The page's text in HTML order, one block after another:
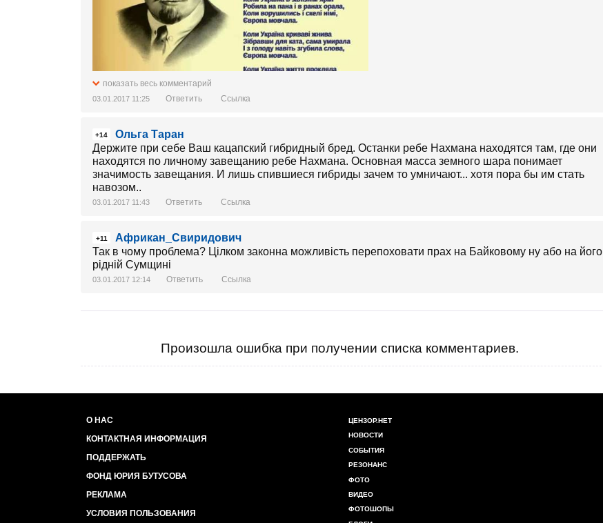
показать весь комментарий
03.01.2017 11:25 Ответить Ссылка
+14
Ольга Таран
Держите при себе Ваш кацапский гибридный бред. Останки ребе Нахмана находятся там, где они
находятся по личному завещанию ребе Нахмана. Основная масса земного шара понимает
значимость завещания. И лишь спившиеся гибриды зачем то умничают... хотя пора бы им стать
навозом..
03.01.2017 11:43 Ответить Ссылка
+11
Африкан_Свиридович
Так в чому проблема? Цілком законна можливість перепоховати прах на Байковому ну або на його
рідній Сумщині
03.01.2017 12:14 Ответить Ссылка
Произошла ошибка при получении списка комментариев.
О НАС
КОНТАКТНАЯ ИНФОРМАЦИЯ
ПОДДЕРЖАТЬ
ФОНД ЮРИЯ БУТУСОВА
РЕКЛАМА
УСЛОВИЯ ПОЛЬЗОВАНИЯ
ЦЕНЗОР.НЕТ
НОВОСТИ
СОБЫТИЯ
РЕЗОНАНС
ФОТО
ВИДЕО
ФОТОШОПЫ